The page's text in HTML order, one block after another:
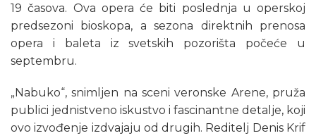
19 časova. Ova opera će biti poslednja u operskoj
predsezoni bioskopa, a sezona direktnih prenosa
opera i baleta iz svetskih pozorišta počeće u
septembru.
„Nabuko“, snimljen na sceni veronske Arene, pruža
publici jednistveno iskustvo i fascinantne detalje, koji
ovo izvođenje izdvajaju od drugih. Reditelj Denis Krif